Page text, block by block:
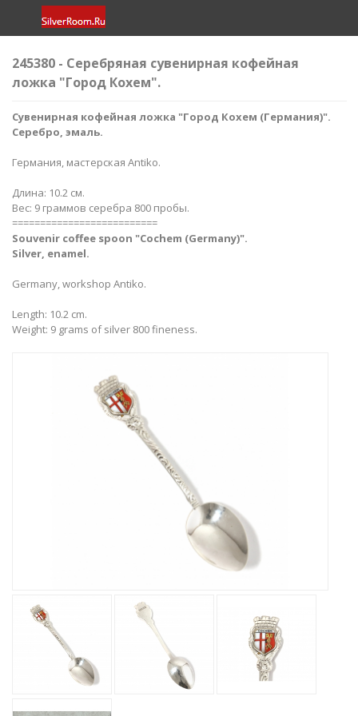
245380 - Серебряная сувенирная кофейная
ложка "Город Кохем".
Сувенирная кофейная ложка "Город Кохем (Германия)​".
Серебро, эмаль.
Германия, мастерская Antiko.
Длина: 10.2 см.
Вес: 9 граммов серебра 800 пробы.
==========================
Souvenir coffee spoon "Cochem (Germany)​".
Silver, enamel.
Germany, workshop Antiko.
Length: 10.2 cm.
Weight: 9 grams of silver 800 fineness.